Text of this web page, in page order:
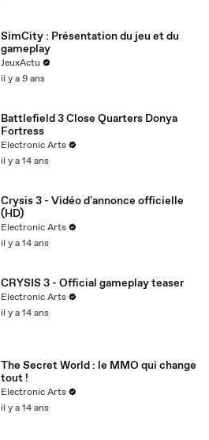
SimCity : Présentation du jeu et du
gameplay
JeuxActu
il y a 9 ans
Battlefield 3 Close Quarters Donya
Fortress
Electronic Arts
il y a 14 ans
Crysis 3 - Vidéo d'annonce officielle
(HD)
Electronic Arts
il y a 14 ans
CRYSIS 3 - Official gameplay teaser
Electronic Arts
il y a 14 ans
The Secret World : le MMO qui change
tout !
Electronic Arts
il y a 14 ans